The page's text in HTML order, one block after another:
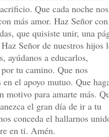
Que cada noche nos
más amor. Haz Señor con
que quisiste unir, una
Señor de nuestros hijos
ayúdanos a educarlos,
tu camino. Que nos
en el apoyo mutuo. Que
motivo para amarte más.
el gran día de ir a tu
conceda el hallarnos
en ti. Amén.